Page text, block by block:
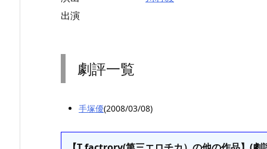
出演
劇評一覧
手塚優(2008/03/08)